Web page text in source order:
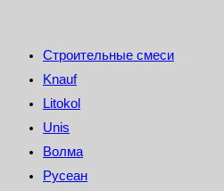
Строительные смеси
Knauf
Litokol
Unis
Волма
Русеан